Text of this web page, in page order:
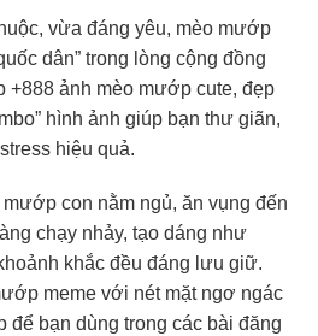
vừa đáng yêu, mèo mướp
dân” trong lòng cộng đồng
+888 ảnh mèo mướp cute, đẹp
hình ảnh giúp bạn thư giãn,
hiệu quả.
con nằm ngủ, ăn vụng đến
chạy nhảy, tạo dáng như
khắc đều đáng lưu giữ.
meme với nét mặt ngơ ngác
để bạn dùng trong các bài đăng